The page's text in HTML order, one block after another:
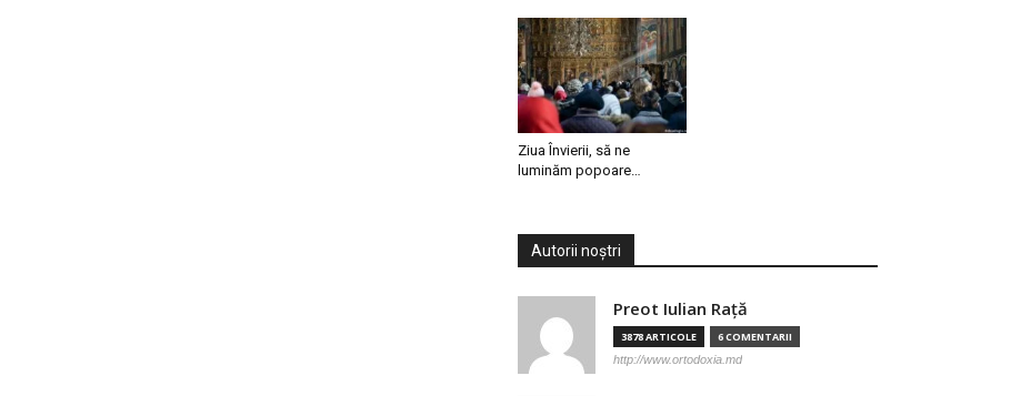
Ziua Învierii, să ne
luminăm popoare…
Autorii noștri
Preot Iulian Raţă
3878 ARTICOLE 6 COMENTARII
http://www.ortodoxia.md